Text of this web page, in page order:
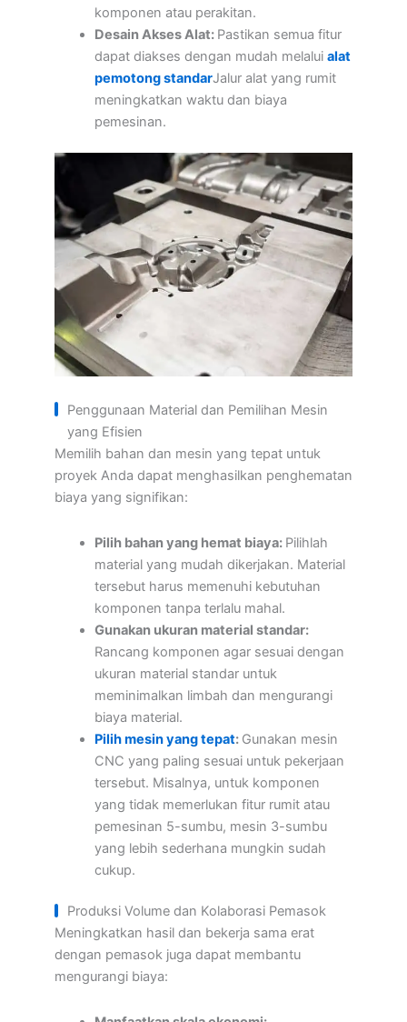
komponen atau perakitan.
Desain Akses Alat: Pastikan semua fitur
dapat diakses dengan mudah melalui alat
pemotong standarJalur alat yang rumit
meningkatkan waktu dan biaya
pemesinan.
Penggunaan Material dan Pemilihan Mesin
yang Efisien
Memilih bahan dan mesin yang tepat untuk
proyek Anda dapat menghasilkan penghematan
biaya yang signifikan:
Pilih bahan yang hemat biaya: Pilihlah
material yang mudah dikerjakan. Material
tersebut harus memenuhi kebutuhan
komponen tanpa terlalu mahal.
Gunakan ukuran material standar:
Rancang komponen agar sesuai dengan
ukuran material standar untuk
meminimalkan limbah dan mengurangi
biaya material.
Pilih mesin yang tepat: Gunakan mesin
CNC yang paling sesuai untuk pekerjaan
tersebut. Misalnya, untuk komponen
yang tidak memerlukan fitur rumit atau
pemesinan 5-sumbu, mesin 3-sumbu
yang lebih sederhana mungkin sudah
cukup.
Produksi Volume dan Kolaborasi Pemasok
Meningkatkan hasil dan bekerja sama erat
dengan pemasok juga dapat membantu
mengurangi biaya: